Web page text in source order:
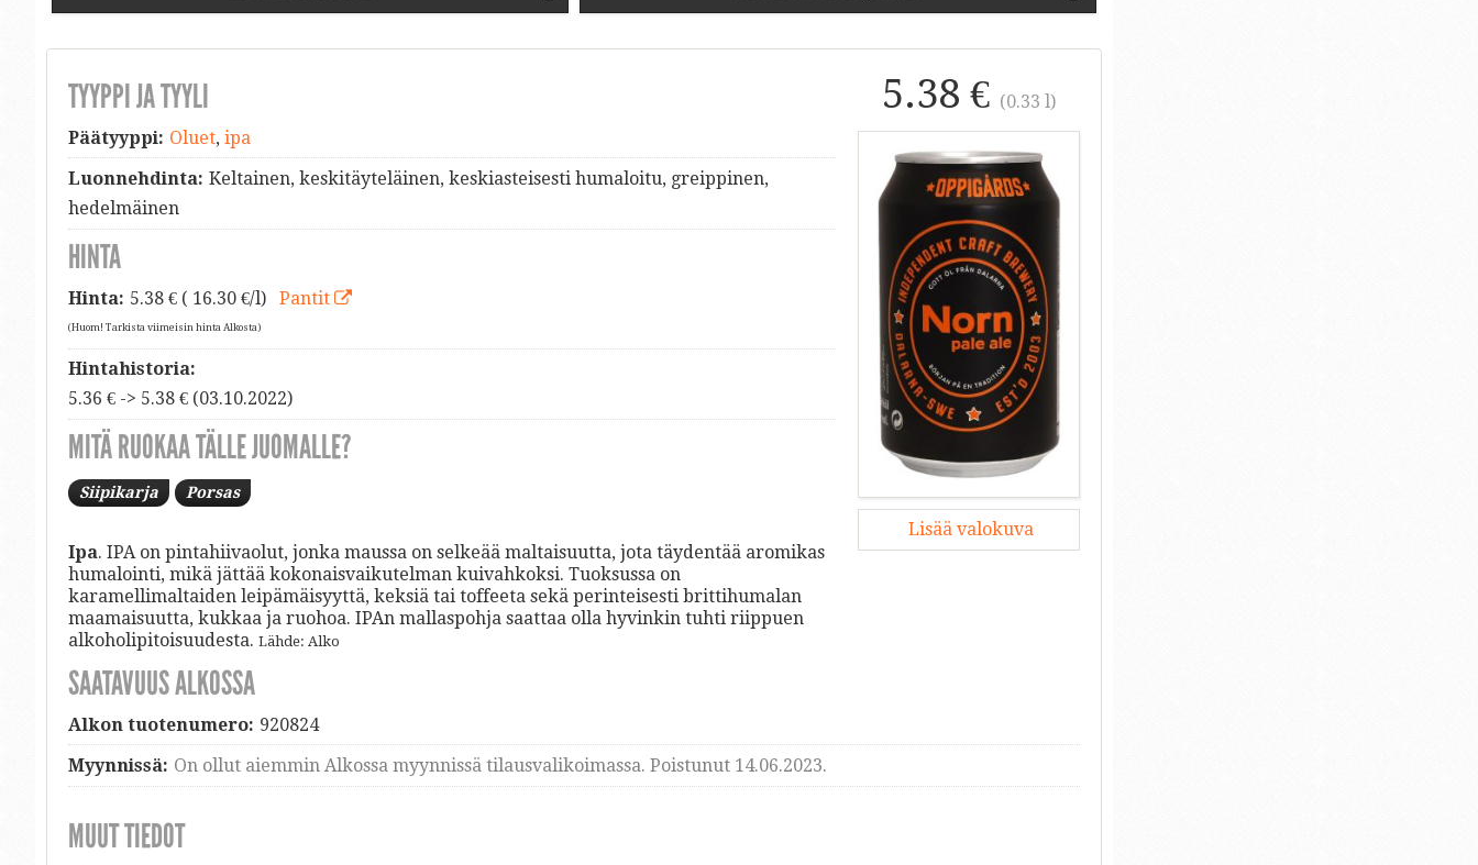
5.38 € (0.33 l)
Lisää valokuva
TYYPPI JA TYYLI
Päätyyppi: Oluet, ipa
Luonnehdinta: Keltainen, keskitäyteläinen, keskiasteisesti humaloitu, greippinen,
hedelmäinen
HINTA
Hinta: 5.38€ ( 16.30 €/l) Pantit
(Huom! Tarkista viimeisin hinta Alkosta)
Hintahistoria:
5.36 € -> 5.38 € (03.10.2022)
MITÄ RUOKAA TÄLLE JUOMALLE?
Siipikarja Porsas
Ipa. IPA on pintahiivaolut, jonka maussa on selkeää maltaisuutta, jota täydentää aromikas
humalointi, mikä jättää kokonaisvaikutelman kuivahkoksi. Tuoksussa on
karamellimaltaiden leipämäisyyttä, keksiä tai toffeeta sekä perinteisesti brittihumalan
maamaisuutta, kukkaa ja ruohoa. IPAn mallaspohja saattaa olla hyvinkin tuhti riippuen
alkoholipitoisuudesta. Lähde: Alko
SAATAVUUS ALKOSSA
Alkon tuotenumero: 920824
Myynnissä: On ollut aiemmin Alkossa myynnissä tilausvalikoimassa. Poistunut 14.06.2023.
MUUT TIEDOT